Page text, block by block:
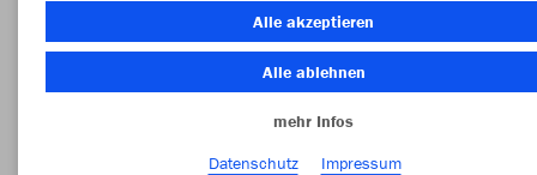
Alle akzeptieren
Alle ablehnen
mehr Infos
Datenschutz
Impressum